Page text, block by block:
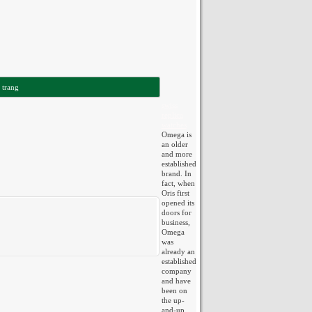
trang
Omega is
an older
and more
established
brand. In
fact, when
Oris first
opened its
doors for
business,
Omega
was
already an
established
company
and have
been on
the up-
and-up